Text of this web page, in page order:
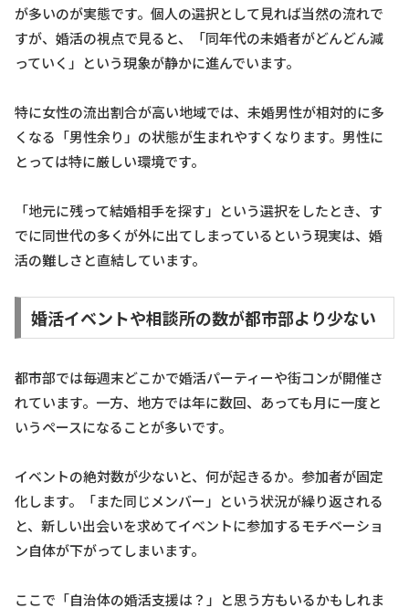
が多いのが実態です。個人の選択として見れば当然の流れで
すが、婚活の視点で見ると、「同年代の未婚者がどんどん減
っていく」という現象が静かに進んでいます。
特に女性の流出割合が高い地域では、未婚男性が相対的に多
くなる「男性余り」の状態が生まれやすくなります。男性に
とっては特に厳しい環境です。
「地元に残って結婚相手を探す」という選択をしたとき、す
でに同世代の多くが外に出てしまっているという現実は、婚
活の難しさと直結しています。
婚活イベントや相談所の数が都市部より少ない
都市部では毎週末どこかで婚活パーティーや街コンが開催さ
れています。一方、地方では年に数回、あっても月に一度と
いうペースになることが多いです。
イベントの絶対数が少ないと、何が起きるか。参加者が固定
化します。「また同じメンバー」という状況が繰り返される
と、新しい出会いを求めてイベントに参加するモチベーショ
ン自体が下がってしまいます。
ここで「自治体の婚活支援は？」と思う方もいるかもしれま